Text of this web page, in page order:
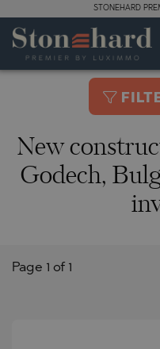
STONEHARD
New
Godech,
Page 1 of 1